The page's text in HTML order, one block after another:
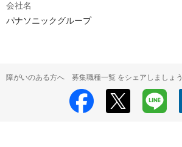
会社名
パナソニックグループ
障がいのある方へ 募集職種一覧 をシェアしましょう